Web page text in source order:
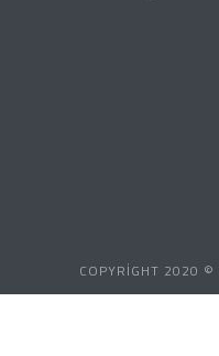
COPYRIGHT 2020 ©